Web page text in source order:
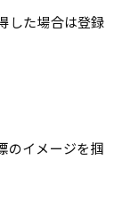
した場合は登録
のイメージを掴